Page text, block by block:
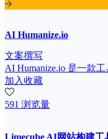
AI Humanize.io
文案撰写
AI Humanize.io 是一款
加入收藏
591 浏览量
Limecube AI网站构建工